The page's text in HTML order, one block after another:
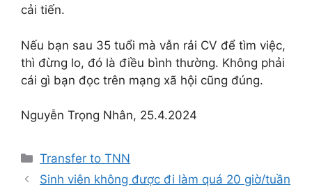
cải tiến.
Nếu bạn sau 35 tuổi mà vẫn rải CV để tìm việc,
thì đừng lo, đó là điều bình thường. Không phải
cái gì bạn đọc trên mạng xã hội cũng đúng.
Nguyễn Trọng Nhân, 25.4.2024
Categories
Transfer to TNN
Sinh viên không được đi làm quá 20 giờ/tuần